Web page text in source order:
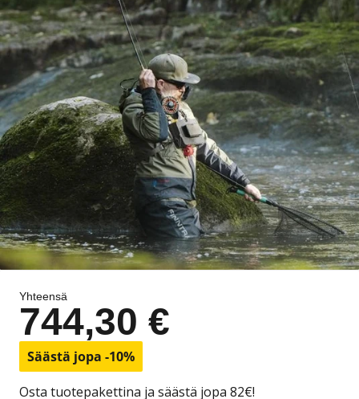
Yhteensä
744,30 €
Säästä jopa -10%
Osta tuotepakettina ja säästä jopa 82€!